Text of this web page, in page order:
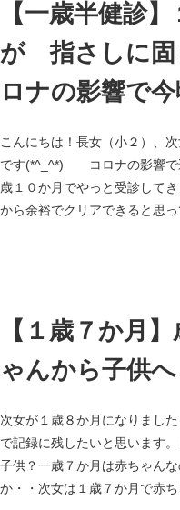
【一歳半健診
が 指さしに固
ロナの影響で今
こんにちは！長女（小２）、
です(*^_^*) コロナの影響で
歳１０か月でやっと受診して
から余裕でクリアできると思
【１歳７か月
ゃんから子供へ
次女が１歳８か月になりまし
で記録に残したいと思います
子供？一歳７か月は赤ちゃん
か・・次女は１歳７か月で赤